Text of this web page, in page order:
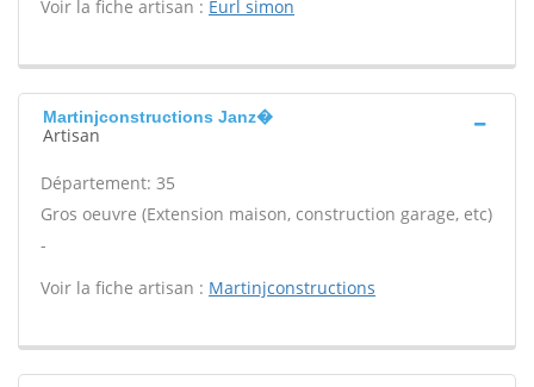
Voir la fiche artisan : Eurl simon
Martinjconstructions Janz�
Artisan
Département: 35
Gros oeuvre (Extension maison, construction garage, etc)
-
Voir la fiche artisan : Martinjconstructions